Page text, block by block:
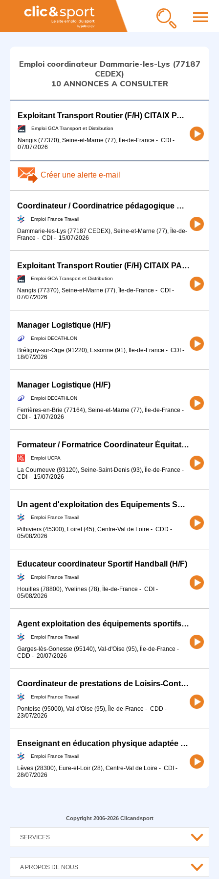
menu
Emploi coordinateur Dammarie-les-Lys (77187
CEDEX)
10 ANNONCES A CONSULTER
Exploitant Transport Routier (F/H) CITAIX PARIS
Emploi GCA Transport et Distribution
Nangis (77370), Seine-et-Marne (77), Île-de-France - CDI -
07/07/2026
Créer une alerte e-mail
Coordinateur / Coordinatrice pédagogique Win Sport School (H/F)
Emploi France Travail
Dammarie-les-Lys (77187 CEDEX), Seine-et-Marne (77), Île-de-
France - CDI - 15/07/2026
Exploitant Transport Routier (F/H) CITAIX PARIS
Emploi GCA Transport et Distribution
Nangis (77370), Seine-et-Marne (77), Île-de-France - CDI -
07/07/2026
Manager Logistique (H/F)
Emploi DECATHLON
Brétigny-sur-Orge (91220), Essonne (91), Île-de-France - CDI -
18/07/2026
Manager Logistique (H/F)
Emploi DECATHLON
Ferrières-en-Brie (77164), Seine-et-Marne (77), Île-de-France -
CDI - 17/07/2026
Formateur / Formatrice Coordinateur Équitation (H/F)
Emploi UCPA
La Courneuve (93120), Seine-Saint-Denis (93), Île-de-France -
CDI - 15/07/2026
Un agent d'exploitation des Equipements Sportifs (h/f) (H/F)
Emploi France Travail
Pithiviers (45300), Loiret (45), Centre-Val de Loire - CDD -
05/08/2026
Educateur coordinateur Sportif Handball (H/F)
Emploi France Travail
Houilles (78800), Yvelines (78), Île-de-France - CDI -
05/08/2026
Agent exploitation des équipements sportifs (H/F)
Emploi France Travail
Garges-lès-Gonesse (95140), Val-d'Oise (95), Île-de-France -
CDD - 20/07/2026
Coordinateur de prestations de Loisirs-Contrat d'apprentissage (H/F)
Emploi France Travail
Pontoise (95000), Val-d'Oise (95), Île-de-France - CDD -
23/07/2026
Enseignant en éducation physique adaptée et coordinateur (H/F)
Emploi France Travail
Lèves (28300), Eure-et-Loir (28), Centre-Val de Loire - CDI -
28/07/2026
Copyright 2006-2026 Clicandsport
SERVICES
A PROPOS DE NOUS